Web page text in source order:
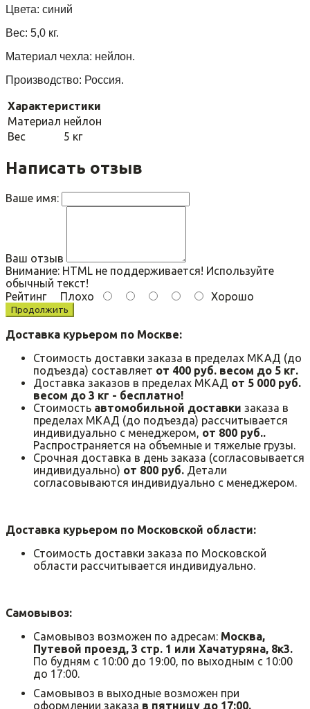
Цвета: синий
Вес: 5,0 кг.
Материал чехла: нейлон.
Производство: Россия.
Характеристики
Материал нейлон
Вес
5 кг
Написать отзыв
Ваше имя:
Ваш отзыв
Внимание: HTML не поддерживается! Используйте
обычный текст!
РейтингПлохо Хорошо
Продолжить
Доставка курьером по Москве:
Стоимость доставки заказа в пределах МКАД (до
подъезда) составляет от 400 руб. весом до 5 кг.
Доставка заказов в пределах МКАД от 5 000 руб.
весом до 3 кг - бесплатно!
Стоимость автомобильной доставки заказа в
пределах МКАД (до подъезда) рассчитывается
индивидуально с менеджером, от 800 руб..
Распространяется на объемные и тяжелые грузы.
Срочная доставка в день заказа (согласовывается
индивидуально) от 800 руб. Детали
согласовываются индивидуально с менеджером.
Доставка курьером по Московской области:
Стоимость доставки заказа по Московской
области рассчитывается индивидуально.
Самовывоз:
Самовывоз возможен по адресам: Москва,
Путевой проезд, 3 стр. 1 или Хачатуряна, 8к3.
По будням с 10:00 до 19:00, по выходным с 10:00
до 17:00.
Самовывоз в выходные возможен при
оформлении заказа в пятницу до 17:00.